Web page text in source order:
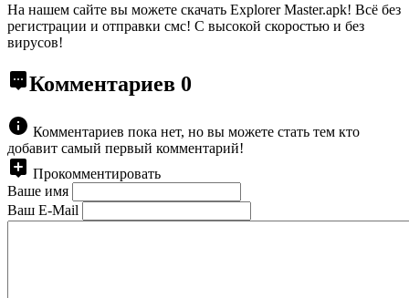
На нашем сайте вы можете скачать Explorer Master.apk! Всё без
регистрации и отправки смс! С высокой скоростью и без
вирусов!
Комментариев 0
Комментариев пока нет, но вы можете стать тем кто
добавит самый первый комментарий!
Прокомментировать
Ваше имя
Ваш E-Mail